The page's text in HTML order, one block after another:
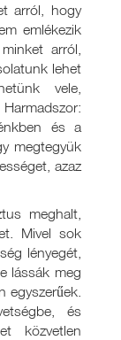
arról, hogy
emlékezik
arról,
lehet
vele,
és a
megtegyük
azaz
meghalt,
Mivel sok
lényegét,
lássák meg
egyszerűek.
és
közvetlen